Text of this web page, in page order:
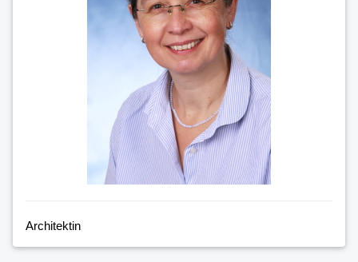
Architektin